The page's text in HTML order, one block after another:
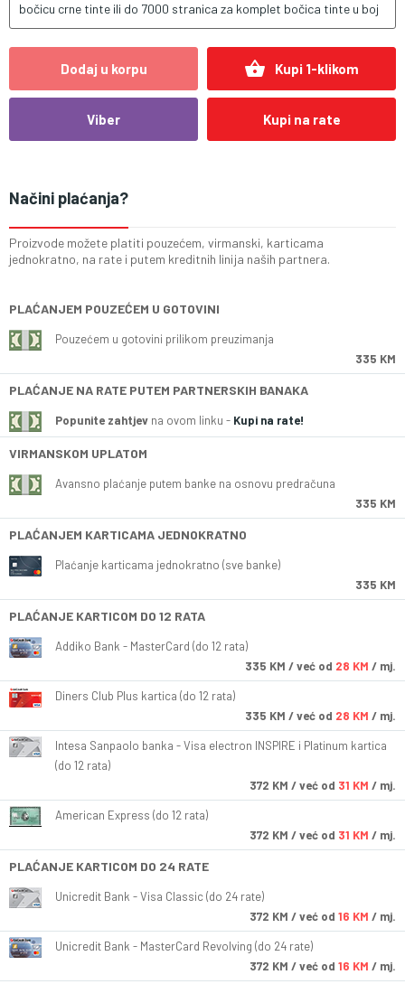
bočicu crne tinte ili do 7000 stranica za komplet bočica tinte u boj
Dodaj u korpu shopping_basket Kupi 1-klikom
Viber Kupi na rate
Načini plaćanja?
Proizvode možete platiti pouzećem, virmanski, karticama
jednokratno, na rate i putem kreditnih linija naših partnera.
PLAĆANJEM POUZEĆEM U GOTOVINI
Pouzećem u gotovini prilikom preuzimanja
335 KM
PLAĆANJE NA RATE PUTEM PARTNERSKIH BANAKA
Popunite zahtjev na ovom linku - Kupi na rate!
VIRMANSKOM UPLATOM
Avansno plaćanje putem banke na osnovu predračuna
335 KM
PLAĆANJEM KARTICAMA JEDNOKRATNO
Plaćanje karticama jednokratno (sve banke)
335 KM
PLAĆANJE KARTICOM DO 12 RATA
Addiko Bank - MasterCard (do 12 rata)
335 KM / već od 28 KM / mj.
Diners Club Plus kartica (do 12 rata)
335 KM / već od 28 KM / mj.
Intesa Sanpaolo banka - Visa electron INSPIRE i Platinum kartica
(do 12 rata)
372 KM / već od 31 KM / mj.
American Express (do 12 rata)
372 KM / već od 31 KM / mj.
PLAĆANJE KARTICOM DO 24 RATE
Unicredit Bank - Visa Classic (do 24 rate)
372 KM / već od 16 KM / mj.
Unicredit Bank - MasterCard Revolving (do 24 rate)
372 KM / već od 16 KM / mj.